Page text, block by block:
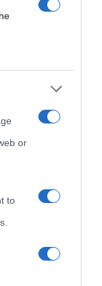
or
to
2025 •
sugli acquisti